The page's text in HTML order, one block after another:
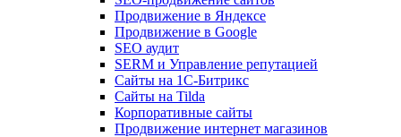
Продвижение в Яндексе
Продвижение в Google
SEO аудит
SERM и Управление репутацией
Сайты на 1С-Битрикс
Сайты на Tilda
Корпоративные сайты
Продвижение интернет магазинов